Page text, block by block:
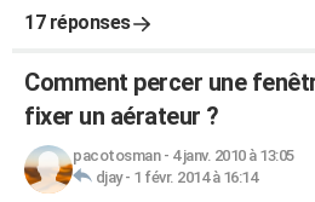
17 réponses
Comment percer une
fixer un aérateur ?
pacotosman- 4 janv. 2010 à 13:05
djay- 1 févr. 2014 à 16:14